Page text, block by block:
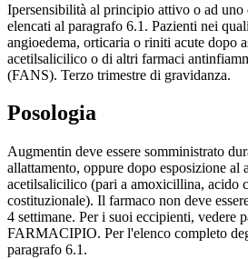
Ipersensibilità al principio attivo o ad uno
elencati al paragrafo 6.1. Pazienti nei
angioedema, orticaria o riniti acute dopo
acetilsalicilico o di altri farmaci
(FANS). Terzo trimestre di gravidanza.
Posologia
Augmentin deve essere somministrato
allattamento, oppure dopo esposizione al
acetilsalicilico (pari a amoxicillina, acido
costituzionale). Il farmaco non deve
4 settimane. Per i suoi eccipienti, vedere
FARMACIPIO. Per l'elenco completo
paragrafo 6.1.